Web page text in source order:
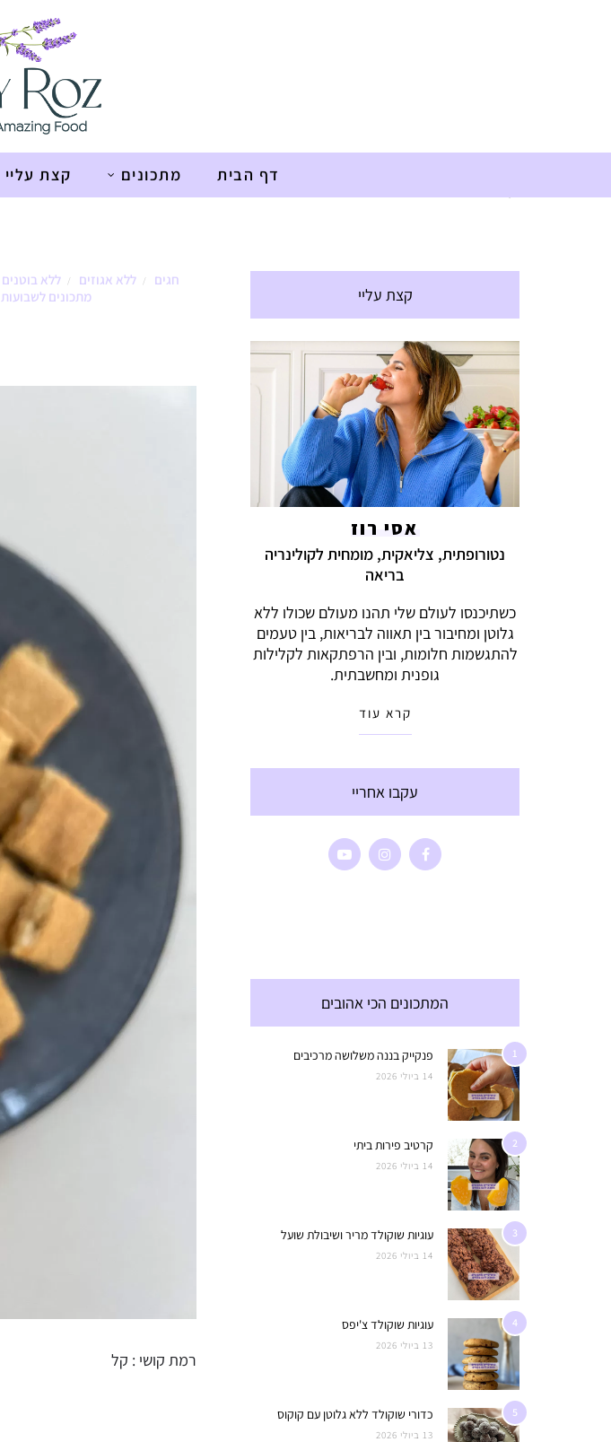
דף הבית מתכונים קצת עליי
חיתוכיות גבינה מלוחות
חגים / ללא אגוזים / ללא בוטנים
מתכונים לשבועות
רמת קושי : קל
קצת עליי
אסי רוז
נטורופתית, צליאקית, מומחית לקולינריה
בריאה
כשתיכנסו לעולם שלי תהנו מעולם שכולו ללא
גלוטן ומחיבור בין תאווה לבריאות, בין טעמים
להתגשמות חלומות, ובין הרפתקאות לקלילות
גופנית ומחשבתית.
קרא עוד
עקבו אחריי
המתכונים הכי אהובים
1 פנקייק בננה משלושה מרכיבים
14 ביולי 2026
2 קרטיב פירות ביתי
14 ביולי 2026
3 עוגיות שוקולד מריר ושיבולת שועל
14 ביולי 2026
4 עוגיות שוקולד צ'יפס
13 ביולי 2026
5 כדורי שוקולד ללא גלוטן עם קוקוס
13 ביולי 2026